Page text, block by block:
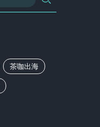
茶咖出海